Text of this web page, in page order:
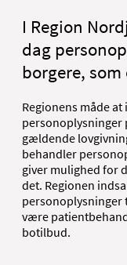
I Region
dag
borgere,
Regionens måde
personoplysninger
gældende
behandler
giver mulighed for
det. Regionen
personoplysninger
være
botilbud.